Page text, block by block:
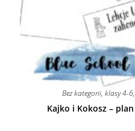
Bez kategorii,klasy 4-6
Kajko i Kokosz –